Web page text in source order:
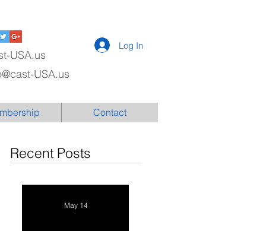
USA.us
Log In
USA.us
Contact
Recent Posts
May 14